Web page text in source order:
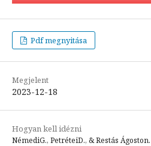
Pdf megnyitása
Megjelent
2023-12-18
Hogyan kell idézni
NémediG., PetréteiD., & Restás